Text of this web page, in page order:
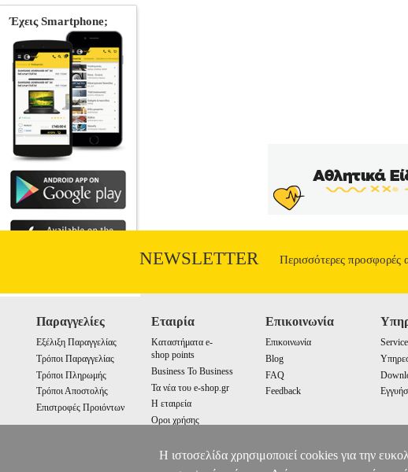
NEWSLETTER Περισσότερες
Παραγγελίες
Εξέλιξη Παραγγελίας
Τρόποι Παραγγελίας
Τρόποι Πληρωμής
Τρόποι Αποστολής
Επιστροφές Προιόντων
Εταιρία
Καταστήματα e-
shop points
Business To Business
Τα νέα του e-shop.gr
Η εταιρεία
Οροι χρήσης
Επικοινωνία
Επικοινωνία
Blog
FAQ
Feedback
Service
Η ιστοσελίδα χρησιμοποιεί cookies για την